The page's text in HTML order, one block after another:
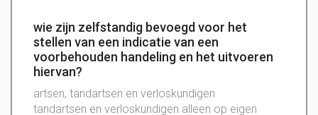
wie zijn zelfstandig bevoegd voor het
stellen van een indicatie van een
voorbehouden handeling en het uitvoeren
hiervan?
artsen, tandartsen en verloskundigen
tandartsen en verloskundigen alleen op eigen